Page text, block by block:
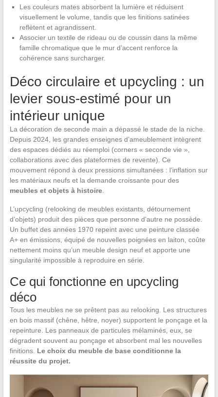
Les couleurs mates absorbent la lumière et réduisent
visuellement le volume, tandis que les finitions satinées
reflètent et agrandissent.
Associer un textile de rideau ou de coussin dans la même
famille chromatique que le mur d’accent renforce la
cohérence sans surcharger.
Déco circulaire et upcycling : un
levier sous-estimé pour un
intérieur unique
La décoration de seconde main a dépassé le stade de la niche.
Depuis 2024, les grandes enseignes d’ameublement intègrent
des espaces dédiés au réemploi (corners « seconde vie »,
collaborations avec des plateformes de revente). Ce
mouvement répond à deux pressions simultanées : l’inflation sur
les matériaux neufs et la demande croissante pour des
meubles et objets à histoire.
L’upcycling (relooking de meubles existants, détournement
d’objets) produit des pièces que personne d’autre ne possède.
Un buffet des années 1970 repeint avec une peinture classée
A+ en émissions, équipé de nouvelles poignées en laiton, coûte
nettement moins qu’un meuble design neuf et apporte une
singularité impossible à reproduire en série.
Ce qui fonctionne en upcycling
déco
Tous les meubles ne se prêtent pas au relooking. Les structures
en bois massif (chêne, hêtre, noyer) supportent le ponçage et la
repeinture. Les panneaux de particules mélaminés, eux, se
dégradent souvent au ponçage et absorbent mal les nouvelles
finitions. Le choix du meuble de base conditionne la
réussite du projet.